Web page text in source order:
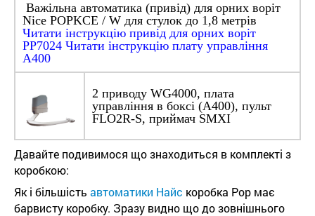
Важільна автоматика (привід) для орних воріт
Nice РOРKCE / W для стулок до 1,8 метрів
Читати інструкцію привід для орних воріт
PP7024 Читати інструкцію плату управління
A400
2 приводу WG4000, плата
управління в боксі (A400), пульт
FLO2R-S, приймач SMXI
Давайте подивимося що знаходиться в комплекті з
коробкою:
Як і більшість автоматики Найс коробка Pop має
барвисту коробку. Зразу видно що до зовнішнього